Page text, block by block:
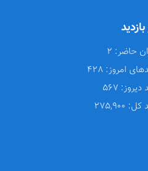
حاضر:
امروز:
دیروز:
کل: